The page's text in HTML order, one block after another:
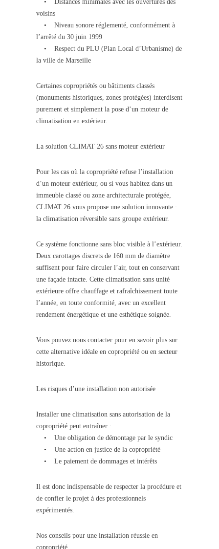
• Distances minimales avec les ouvertures des
voisins
• Niveau sonore réglementé, conformément à
l’arrêté du 30 juin 1999
• Respect du PLU (Plan Local d’Urbanisme) de
la ville de Marseille
Certaines copropriétés ou bâtiments classés
(monuments historiques, zones protégées) interdisent
purement et simplement la pose d’un moteur de
climatisation en extérieur.
La solution CLIMAT 26 sans moteur extérieur
Pour les cas où la copropriété refuse l’installation
d’un moteur extérieur, ou si vous habitez dans un
immeuble classé ou zone architecturale protégée,
CLIMAT 26 vous propose une solution innovante :
la climatisation réversible sans groupe extérieur.
Ce système fonctionne sans bloc visible à l’extérieur.
Deux carottages discrets de 160 mm de diamètre
suffisent pour faire circuler l’air, tout en conservant
une façade intacte. Cette climatisation sans unité
extérieure offre chauffage et rafraîchissement toute
l’année, en toute conformité, avec un excellent
rendement énergétique et une esthétique soignée.
Vous pouvez nous contacter pour en savoir plus sur
cette alternative idéale en copropriété ou en secteur
historique.
Les risques d’une installation non autorisée
Installer une climatisation sans autorisation de la
copropriété peut entraîner :
• Une obligation de démontage par le syndic
• Une action en justice de la copropriété
• Le paiement de dommages et intérêts
Il est donc indispensable de respecter la procédure et
de confier le projet à des professionnels
expérimentés.
Nos conseils pour une installation réussie en
copropriété